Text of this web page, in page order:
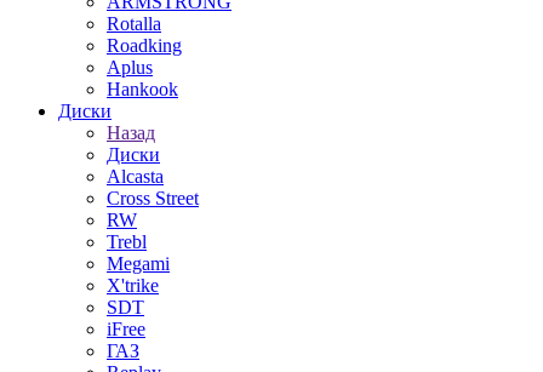
Rotalla
Roadking
Aplus
Hankook
Диски
Назад
Диски
Alcasta
Cross Street
RW
Trebl
Megami
X'trike
SDT
iFree
ГАЗ